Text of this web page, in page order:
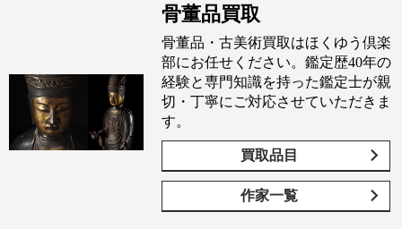
骨董品買取
骨董品・古美術買取はほくゆう倶楽
部にお任せください。鑑定歴40年の
経験と専門知識を持った鑑定士が親
切・丁寧にご対応させていただきま
す。
買取品目
作家一覧